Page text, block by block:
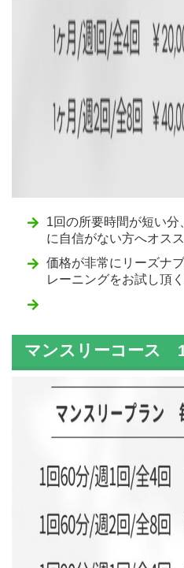
1回の所要時間が短い
に自信がない方へオスス
価格が非常にリーズナ
レーニングをお試し頂
マンスリーコース